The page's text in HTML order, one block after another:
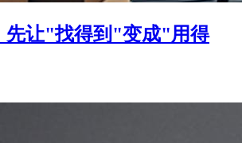
先让"找得到"变成"用得